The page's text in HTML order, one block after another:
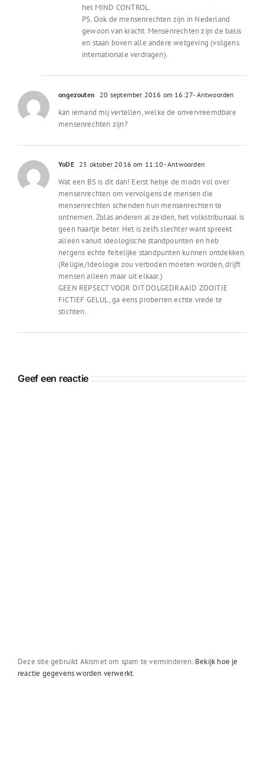
het MIND CONTROL.
PS. Ook de mensenrechten zijn in Nederland
gewoon van kracht. Mensenrechten zijn de basis
en staan boven alle andere wetgeving (volgens
internationale verdragen).
ongezouten 20 september 2016 om 16:27- Antwoorden
kan iemand mij vertellen, welke de onvervreemdbare
mensenrechten zijn?
YoDE 25 oktober 2016 om 11:10- Antwoorden
Wat een BS is dit dan! Eerst hebje de modn vol over
mensenrechten om vervolgens de mensen die
mensenrechten schenden hun mensenrechten te
ontnemen. Zolas anderen al zeiden, het volkstribunaal is
geen haartje beter. Het is zelfs slechter want spreekt
alleen vanuit ideologische standpounten en heb
nergens echte feitelijke standpunten kunnen ontdekken.
(Religie/Ideologie zou verboden moeten worden, drijft
mensen alleen maar uit elkaar.)
GEEN REPSECT VOOR DIT DOLGEDRAAID ZOOITJE
FICTIEF GELUL, ga eens proberren echte vrede te
stichten.
Geef een reactie
Deze site gebruikt Akismet om spam te verminderen. Bekijk hoe je
reactie gegevens worden verwerkt.